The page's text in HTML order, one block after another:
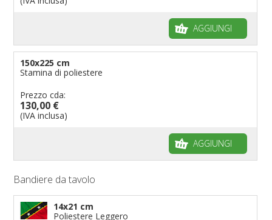
AGGIUNGI
150x225 cm
Stamina di poliestere
Prezzo cda:
130,00 €
(IVA inclusa)
AGGIUNGI
Bandiere da tavolo
14x21 cm
Poliestere Leggero